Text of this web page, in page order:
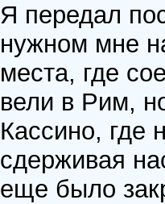
Я передал
нужном мне
места, где
вели в Рим,
Кассино, где
сдерживая
еще было